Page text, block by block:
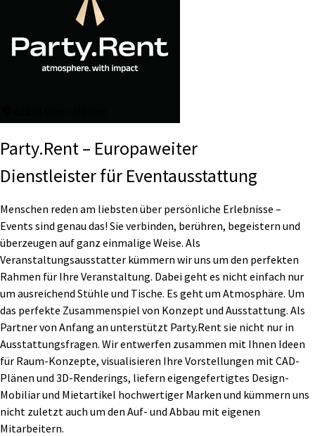
Party.Rent – Europaweiter
Dienstleister für Eventausstattung
Menschen reden am liebsten über persönliche Erlebnisse –
Events sind genau das! Sie verbinden, berühren, begeistern und
überzeugen auf ganz einmalige Weise. Als
Veranstaltungsausstatter kümmern wir uns um den perfekten
Rahmen für Ihre Veranstaltung. Dabei geht es nicht einfach nur
um ausreichend Stühle und Tische. Es geht um Atmosphäre. Um
das perfekte Zusammenspiel von Konzept und Ausstattung. Als
Partner von Anfang an unterstützt Party.Rent sie nicht nur in
Ausstattungsfragen. Wir entwerfen zusammen mit Ihnen Ideen
für Raum-Konzepte, visualisieren Ihre Vorstellungen mit CAD-
Plänen und 3D-Renderings, liefern eigengefertigtes Design-
Mobiliar und Mietartikel hochwertiger Marken und kümmern uns
nicht zuletzt auch um den Auf- und Abbau mit eigenen
Mitarbeitern.